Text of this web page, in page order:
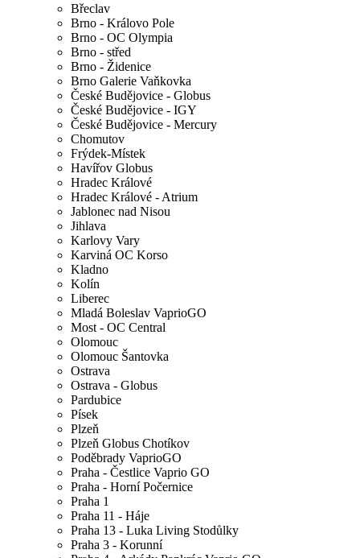
Břeclav
Brno - Královo Pole
Brno - OC Olympia
Brno - střed
Brno - Židenice
Brno Galerie Vaňkovka
České Budějovice - Globus
České Budějovice - IGY
České Budějovice - Mercury
Chomutov
Frýdek-Místek
Havířov Globus
Hradec Králové
Hradec Králové - Atrium
Jablonec nad Nisou
Jihlava
Karlovy Vary
Karviná OC Korso
Kladno
Kolín
Liberec
Mladá Boleslav VaprioGO
Most - OC Central
Olomouc
Olomouc Šantovka
Ostrava
Ostrava - Globus
Pardubice
Písek
Plzeň
Plzeň Globus Chotíkov
Poděbrady VaprioGO
Praha - Čestlice Vaprio GO
Praha - Horní Počernice
Praha 1
Praha 11 - Háje
Praha 13 - Luka Living Stodůlky
Praha 3 - Korunní